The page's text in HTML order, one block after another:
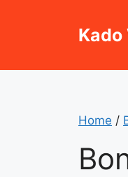
Home /